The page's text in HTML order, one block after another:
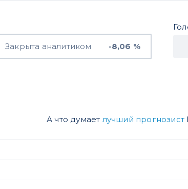
Закрыта аналитиком -8,06 %
А что думает лучший прогнозист